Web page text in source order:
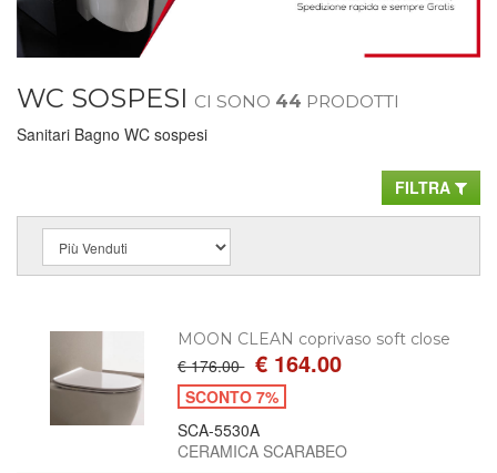
WC SOSPESI CI SONO 44 PRODOTTI
Sanitari Bagno WC sospesi
FILTRA
MOON CLEAN coprivaso soft close
€ 176.00 € 164.00
SCONTO 7%
SCA-5530A
CERAMICA SCARABEO